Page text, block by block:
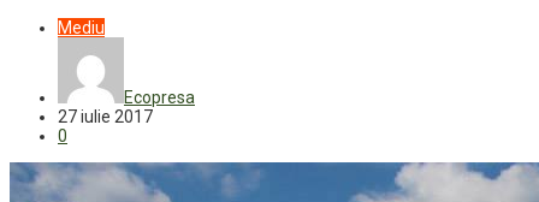
Mediu
Ecopresa
27 iulie 2017
0